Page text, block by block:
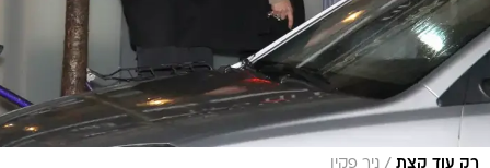
רק עוד קצת / ניר פקין